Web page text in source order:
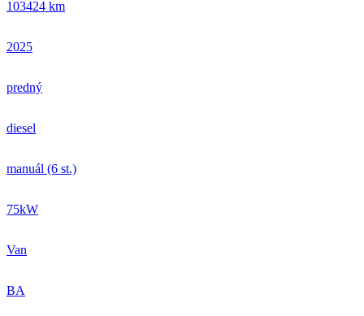
103424 km
2025
predný
diesel
manuál (6 st.)
75kW
Van
BA